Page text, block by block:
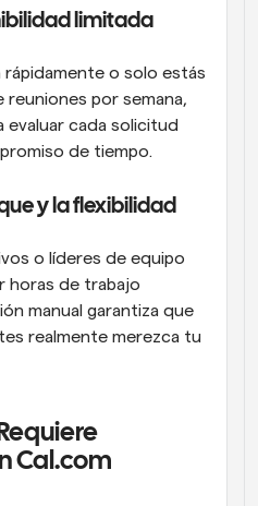
limitada
rápidamente o solo estás
por semana,
cada solicitud
de tiempo.
y la flexibilidad
o líderes de equipo
horas de trabajo
manual garantiza que
realmente merezca tu
Cal.com